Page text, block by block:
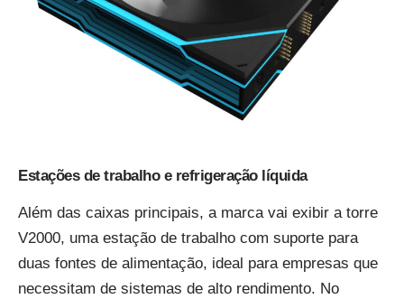
Estações de trabalho e refrigeração líquida
Além das caixas principais, a marca vai exibir a torre
V2000, uma estação de trabalho com suporte para
duas fontes de alimentação, ideal para empresas que
necessitam de sistemas de alto rendimento. No